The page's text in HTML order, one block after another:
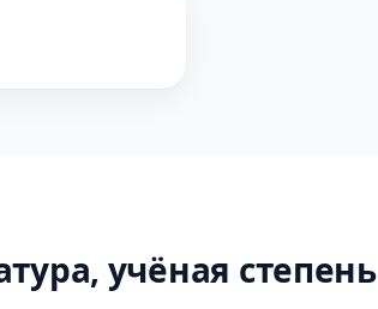
учёная степень